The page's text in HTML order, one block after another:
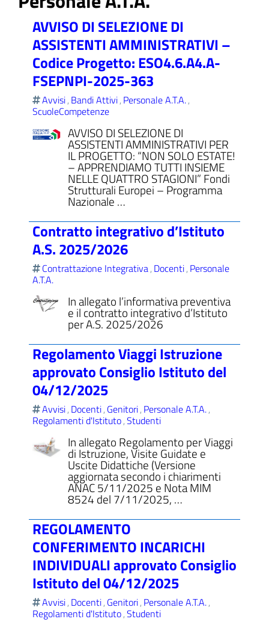
del sito
AVVISO DI SELEZIONE DI
ASSISTENTI AMMINISTRATIVI –
Codice Progetto: ESO4.6.A4.A-
FSEPNPI-2025-363
Avvisi, Bandi Attivi, Personale A.T.A.,
ScuoleCompetenze
AVVISO DI SELEZIONE DI
ASSISTENTI AMMINISTRATIVI PER
IL PROGETTO: “NON SOLO ESTATE!
– APPRENDIAMO TUTTI INSIEME
NELLE QUATTRO STAGIONI” Fondi
Strutturali Europei – Programma
Nazionale …
Contratto integrativo d’Istituto
A.S. 2025/2026
Contrattazione Integrativa, Docenti, Personale
A.T.A.
In allegato l’informativa preventiva
e il contratto integrativo d’Istituto
per A.S. 2025/2026
Regolamento Viaggi Istruzione
approvato Consiglio Istituto del
04/12/2025
Avvisi, Docenti, Genitori, Personale A.T.A.,
Regolamenti d'Istituto,Studenti
In allegato Regolamento per Viaggi
di Istruzione, Visite Guidate e
Uscite Didattiche (Versione
aggiornata secondo i chiarimenti
ANAC 5/11/2025 e Nota MIM
8524 del 7/11/2025, …
REGOLAMENTO
CONFERIMENTO INCARICHI
INDIVIDUALI approvato Consiglio
Istituto del 04/12/2025
Avvisi, Docenti, Genitori, Personale A.T.A.,
Regolamenti d'Istituto,Studenti